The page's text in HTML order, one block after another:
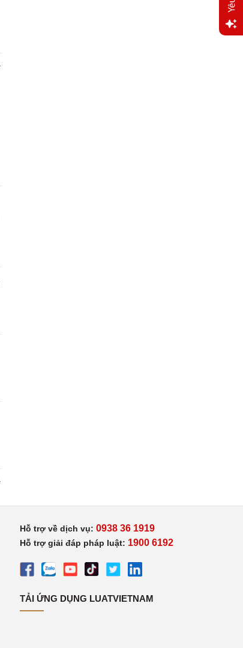
Hỗ trợ về dịch vụ: 0938 36 1919
Hỗ trợ giải đáp pháp luật: 1900 6192
TẢI ỨNG DỤNG LUATVIETNAM